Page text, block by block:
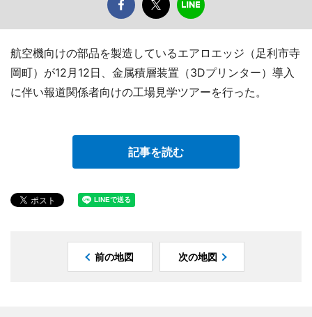
航空機向けの部品を製造しているエアロエッジ（足利市寺
岡町）が12月12日、金属積層装置（3Dプリンター）導入
に伴い報道関係者向けの工場見学ツアーを行った。
記事を読む
前の地図 次の地図